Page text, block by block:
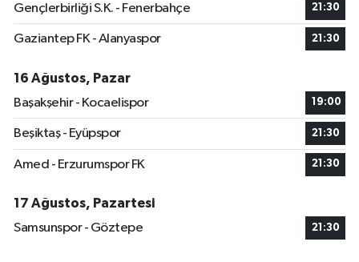
Gençlerbirliği S.K. - Fenerbahçe 21:30
Gaziantep FK - Alanyaspor 21:30
16 Ağustos, Pazar
Başakşehir - Kocaelispor
19:00
Beşiktaş - Eyüpspor 21:30
Amed - Erzurumspor FK 21:30
17 Ağustos, Pazartesi
Samsunspor - Göztepe
21:30